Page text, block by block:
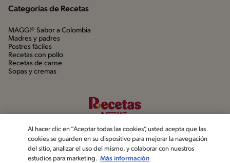
Categorias de Recetas
MAGGI® Sabor a Colombia
Madres y padres
Postres fáciles
Recetas con pollo
Recetas de carne
Sopas y cremas
Al hacer clic en “Aceptar todas las cookies”, usted acepta que las
cookies se guarden en su dispositivo para mejorar la navegación
del sitio, analizar el uso del mismo, y colaborar con nuestros
estudios para marketing. Más información